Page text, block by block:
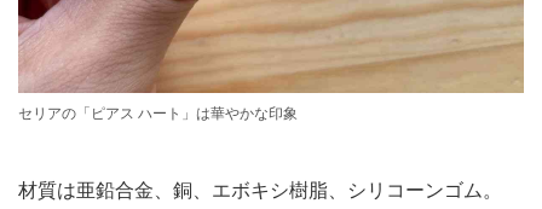
セリアの「ピアス ハート」は華やかな印象
材質は亜鉛合金、銅、エボキシ樹脂、シリコーンゴム。